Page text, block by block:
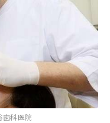
歯科医院